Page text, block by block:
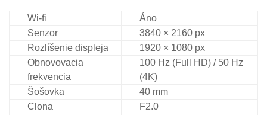
Wi-fi
Áno
Senzor
3840 × 2160 px
Rozlíšenie displeja
1920 × 1080 px
Obnovovacia
frekvencia
100 Hz (Full HD) / 50 Hz
(4K)
Šošovka
40 mm
Clona
F2.0